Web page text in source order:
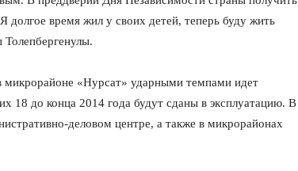
долгое время жил у своих детей, теперь буду жить
«Нурсат» ударными темпами идет
18 до конца 2014 года будут сданы в эксплуатацию. В
деловом центре, а также в микрорайонах